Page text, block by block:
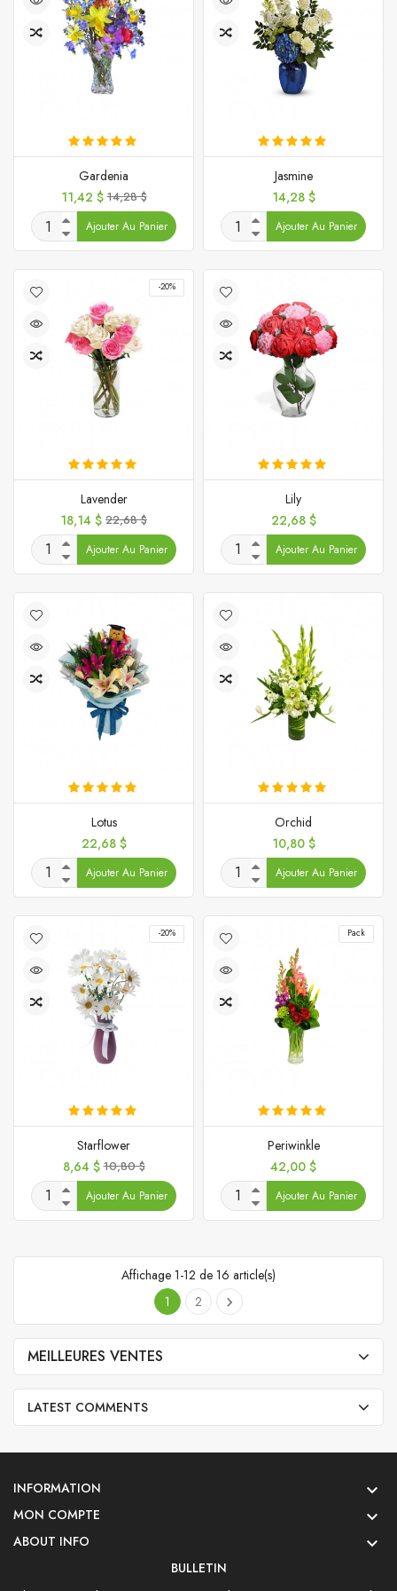
Gardenia
Prix
11,42 $Prix
de
base
14,28 $
Ajouter Au Panier
Jasmine
Prix
14,28 $
Ajouter Au Panier
-20%
Lavender
Prix
18,14 $ Prix
de
base
22,68 $
Ajouter Au Panier
Lily
Prix
22,68 $
Ajouter Au Panier
Lotus
Prix
22,68 $
Ajouter Au Panier
Orchid
Prix
10,80 $
Ajouter Au Panier
-20%
Starflower
Prix
8,64 $Prix
de
base
10,80 $
Ajouter Au Panier
Pack
Periwinkle
Prix
42,00 $
Ajouter Au Panier
Affichage 1-12 de 16 article(s)
1
2 
MEILLEURES VENTES
LATEST COMMENTS
INFORMATION 
MON COMPTE 
ABOUT INFO 
BULLETIN